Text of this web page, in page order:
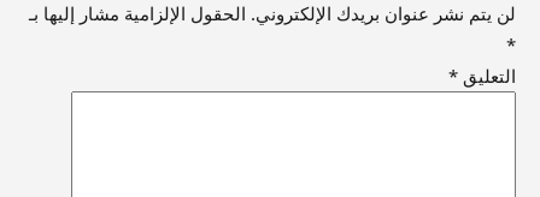
لن يتم نشر عنوان بريدك الإلكتروني. الحقول الإلزامية مشار إليها بـ
*
التعليق *